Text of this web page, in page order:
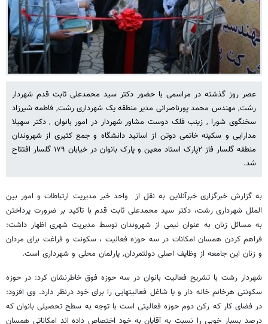
عصر روز گذشته در مراسمی با حضور دکتر سید محمدعلی ثابت قدم شهردار
رشت, مهندس محمد پورناصرانی مدیر منطقه یک شهرداری رشت, فاطمه شیرزاد
سخنگوی شورا , زینب فلک دوست مشاور شهردار در امور بانوان , دکتر سهیلا
مدارایی و سکینه خاتمی دوتن از اساتید دانشگاه و جمع کثیری از شهروندان
منطقه گلسار فاز ۲پارک استاد معین و پارک بانوان در خیابان ۱۷۹ گلسار افتتاح
شد.
به گزارش خبرگزاری خبرآنلاین به نقل از واحد خبر مدیریت ارتباطات و امور بین
الملل شهرداری رشت، دکتر سید محمدعلی ثابت قدم با تاکید بر ضرورت پرداختن
به مسائل زنان به عنوان نیمی از شهروندان توسط مدیریت شهری اظهار داشت:
فراهم کردن همسان امکانات در سه حوزه فعالیت ، سکونت و فراغت برای مردان
و زنان این جامعه از وظایف اصلی دولتمردان, پارلمان محلی و شهرداری است.
شهردار رشت با تشریح فعالیت بانوان در سه حوزه فوق خاطرنشان کرد: در حوزه
سکونتی هرخانم خانه دار و یا شاغل فعالیتهایی را برای خود درنظر دارد. وی افزود:
در فضای کار که رکن دوم حوزه فعالیتی است با توجه به سطح تحصیلی بانوان که
درصد بسبار خوبی را نسبت به آقایان به خود اختصاص داده اند امکاناتی همسان